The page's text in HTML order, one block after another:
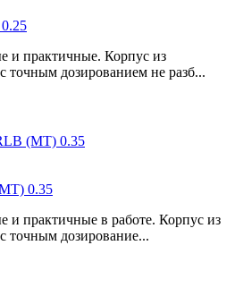
и практичные. Корпус из
точным дозированием не разб...
0.35
и практичные в работе. Корпус из
точным дозирование...